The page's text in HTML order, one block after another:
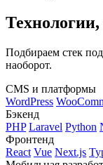
Подбираем стек
наоборот.
CMS и платформы
WordPress
Бэкенд
PHP Laravel Python
Фронтенд
React Vue Next.js